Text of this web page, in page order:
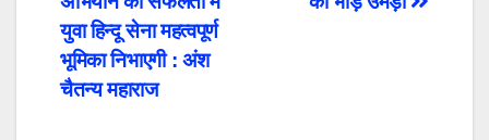
युवा हिन्दू सेना महत्वपूर्ण
भूमिका निभाएगी : अंश
चैतन्य महाराज